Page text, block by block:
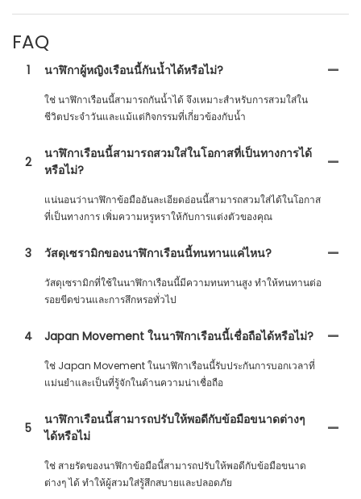
FAQ
1 นาฬิกาผู้หญิงเรือนนี้กันน้ำได้หรือไม่?
ใช่ นาฬิกาเรือนนี้สามารถกันน้ำได้ จึงเหมาะสำหรับการสวมใส่ใน
ชีวิตประจำวันและแม้แต่กิจกรรมที่เกี่ยวข้องกับน้ำ
2
นาฬิกาเรือนนี้สามารถสวมใส่ในโอกาสที่เป็นทางการได้
หรือไม่?
แน่นอนว่านาฬิกาข้อมืออันละเอียดอ่อนนี้สามารถสวมใส่ได้ในโอกาส
ที่เป็นทางการ เพิ่มความหรูหราให้กับการแต่งตัวของคุณ
3 วัสดุเซรามิกของนาฬิกาเรือนนี้ทนทานแค่ไหน?
วัสดุเซรามิกที่ใช้ในนาฬิกาเรือนนี้มีความทนทานสูง ทำให้ทนทานต่อ
รอยขีดข่วนและการสึกหรอทั่วไป
4 Japan Movement ในนาฬิกาเรือนนี้เชื่อถือได้หรือไม่?
ใช่ Japan Movement ในนาฬิกาเรือนนี้รับประกันการบอกเวลาที่
แม่นยำและเป็นที่รู้จักในด้านความน่าเชื่อถือ
5
นาฬิกาเรือนนี้สามารถปรับให้พอดีกับข้อมือขนาดต่างๆ
ได้หรือไม่
ใช่ สายรัดของนาฬิกาข้อมือนี้สามารถปรับให้พอดีกับข้อมือขนาด
ต่างๆ ได้ ทำให้ผู้สวมใส่รู้สึกสบายและปลอดภัย